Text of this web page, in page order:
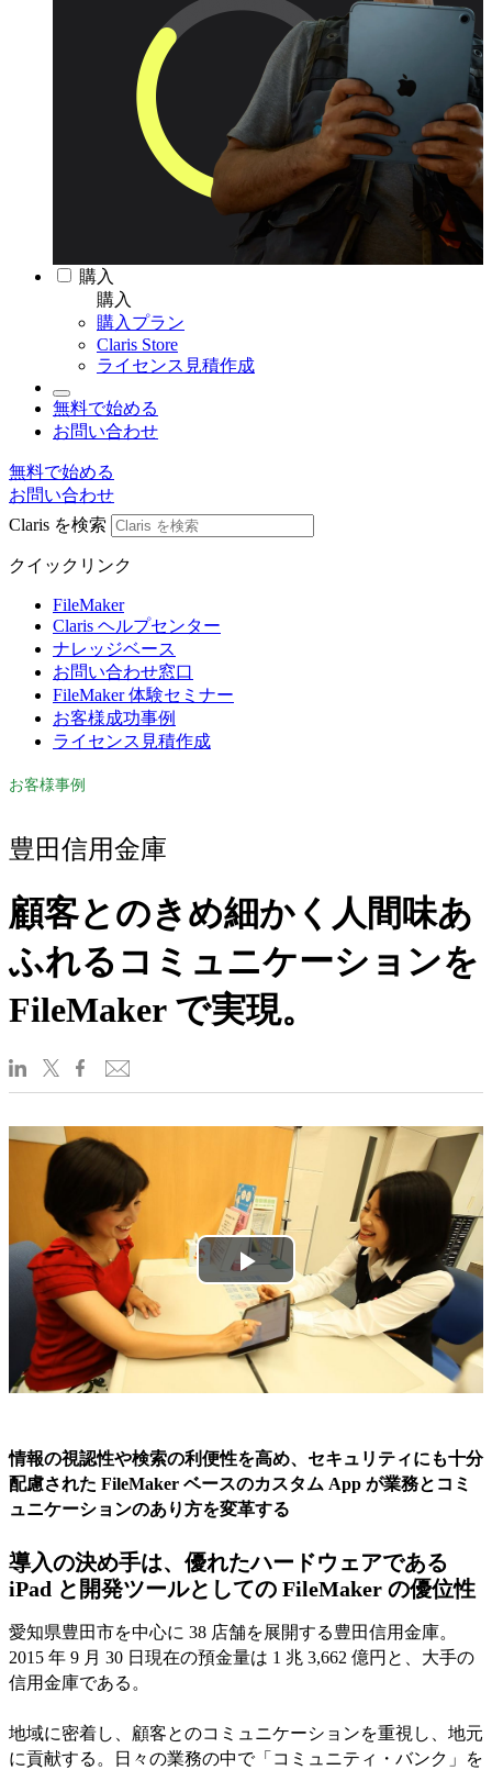
購入
購入
購入プラン
Claris Store
ライセンス見積作成
無料で始める
お問い合わせ
無料で始める
お問い合わせ
Claris を検索
クイックリンク
FileMaker
Claris ヘルプセンター
ナレッジベース
お問い合わせ窓口
FileMaker 体験セミナー
お客様成功事例
ライセンス見積作成
お客様事例
豊田信用金庫
顧客とのきめ細かく人間味あ
ふれるコミュニケーションを
FileMaker で実現。
Play
Video
情報の視認性や検索の利便性を高め、セキュリティにも十分
配慮された FileMaker ベースのカスタム App が業務とコミ
ュニケーションのあり方を変革する
導入の決め手は、優れたハードウェアである
iPad と開発ツールとしての FileMaker の優位性
愛知県豊田市を中心に 38 店舗を展開する豊田信用金庫。
2015 年 9 月 30 日現在の預金量は 1 兆 3,662 億円と、大手の
信用金庫である。
地域に密着し、顧客とのコミュニケーションを重視し、地元
に貢献する。日々の業務の中で「コミュニティ・バンク」を